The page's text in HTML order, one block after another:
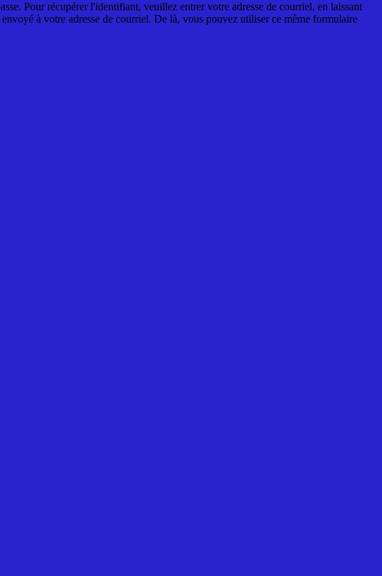
Pour récupérer l'identifiant, veuillez entrer votre adresse de courriel, en laissant
à votre adresse de courriel. De là, vous pouvez utiliser ce même formulaire